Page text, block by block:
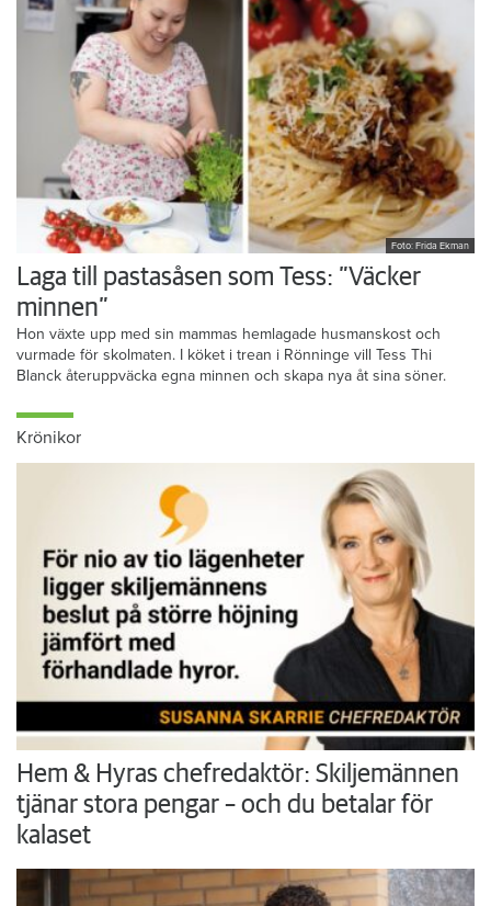
Foto: Frida Ekman
Laga till pastasåsen som Tess: ”Väcker
minnen”
Hon växte upp med sin mammas hemlagade husmanskost och
vurmade för skolmaten. I köket i trean i Rönninge vill Tess Thi
Blanck återuppväcka egna minnen och skapa nya åt sina söner.
Krönikor
Hem & Hyras chefredaktör: Skiljemännen
tjänar stora pengar – och du betalar för
kalaset